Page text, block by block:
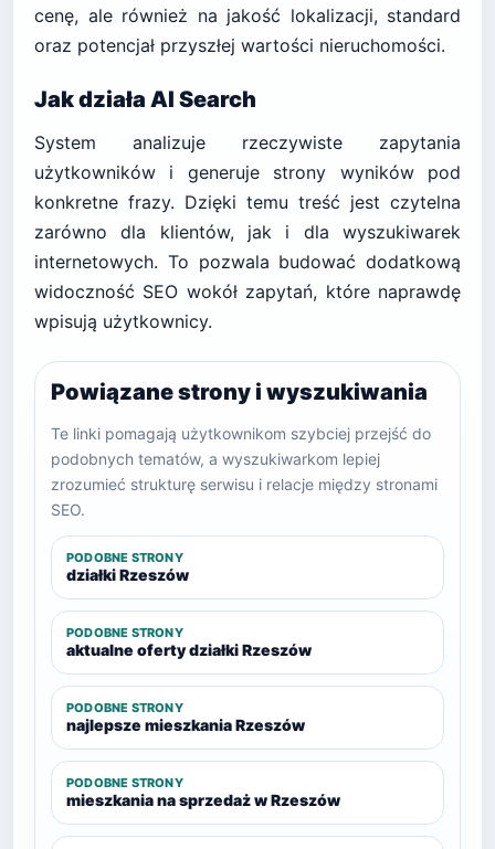
cenę, ale również na jakość lokalizacji, standard
oraz potencjał przyszłej wartości nieruchomości.
Jak działa AI Search
System analizuje rzeczywiste zapytania
użytkowników i generuje strony wyników pod
konkretne frazy. Dzięki temu treść jest czytelna
zarówno dla klientów, jak i dla wyszukiwarek
internetowych. To pozwala budować dodatkową
widoczność SEO wokół zapytań, które naprawdę
wpisują użytkownicy.
Powiązane strony i wyszukiwania
Te linki pomagają użytkownikom szybciej przejść do
podobnych tematów, a wyszukiwarkom lepiej
zrozumieć strukturę serwisu i relacje między stronami
SEO.
PODOBNE STRONY
działki Rzeszów
PODOBNE STRONY
aktualne oferty działki Rzeszów
PODOBNE STRONY
najlepsze mieszkania Rzeszów
PODOBNE STRONY
mieszkania na sprzedaż w Rzeszów